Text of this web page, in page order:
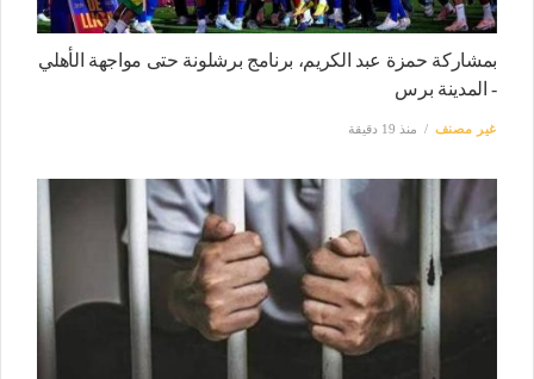
بمشاركة حمزة عبد الكريم، برنامج برشلونة حتى مواجهة الأهلي
- المدينة برس
غير مصنف منذ 19 دقيقة